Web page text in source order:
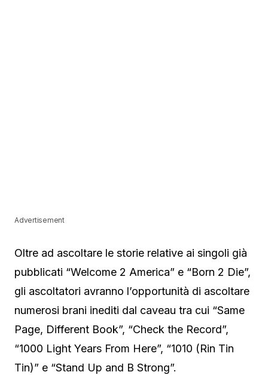
Advertisement
Oltre ad ascoltare le storie relative ai singoli già
pubblicati “Welcome 2 America” e “Born 2 Die”,
gli ascoltatori avranno l’opportunità di ascoltare
numerosi brani inediti dal caveau tra cui “Same
Page, Different Book”, “Check the Record”,
“1000 Light Years From Here”, “1010 (Rin Tin
Tin)” e “Stand Up and B Strong”.